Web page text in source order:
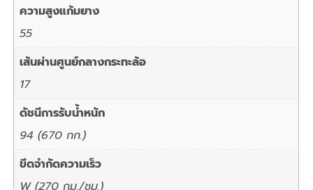
ความสูงแก้มยาง
55
เส้นผ่านศูนย์กลางกระทะล้อ
17
ดัชนีการรับน้ำหนัก
94 (670 กก.)
ขีดจำกัดความเร็ว
W (270 กม./ชม.)